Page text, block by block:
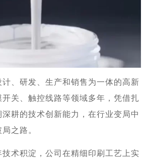
、研发、生产和销售为一体的高新
关、触控线路等领域多年，凭借扎
耕的技术创新能力，在行业变局中
之路。
技术积淀，公司在精细印刷工艺上实